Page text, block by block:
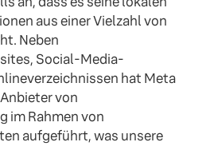
aus einer Vielzahl von
Neben
Social-Media-
hat Meta
von
im Rahmen von
aufgeführt, was unsere